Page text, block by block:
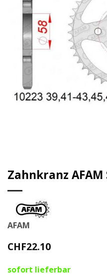
Zahnkranz AFAM
AFAM
CHF22.10
sofort lieferbar